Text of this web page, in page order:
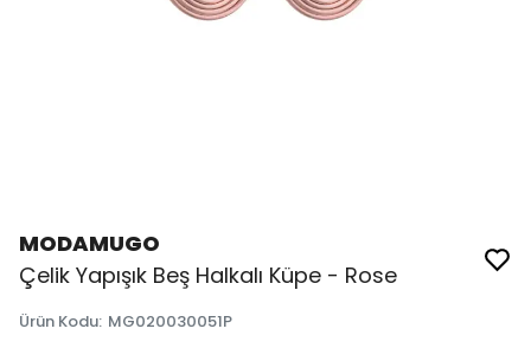
MODAMUGO
Çelik Yapışık Beş Halkalı Küpe - Rose
Ürün Kodu: MG020030051P